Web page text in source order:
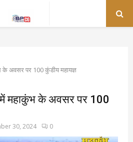
के अवसर पर 100 कुंडीय महायज्ञ
में महाकुंभ के अवसर पर 100
30, 2024 0